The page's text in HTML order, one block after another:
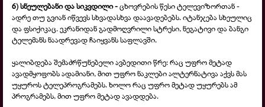
6) სნეულებანი და სიკვდილი -ცხოვრების წესი ტელევიზორთან -
ადრე თუ გვიან იწვევს სხვადასხვა დაავადებებს. იტანჯება სხეულიც
და ფსიქიკაც. ეკრანიდან გადმოღვრილი სტრესი, ნეგატივი და ბანგი
ტელემანს ნაადრევად ჩაიყვანს საფლავში.
ყალიბდება შემაძრწუნებელი ავბედითი წრე: რაც უფრო მეტად
ავადმყოფობს ადამიანი, მით უფრო ნაკლები ალტერნატივა აქვს მას
უყუროს ტელეპროგრამებს. ხოლო რაც უფრო მეტად უყურებს ამ
პროგრამებს, მით უფრო მეტად ავადდება.